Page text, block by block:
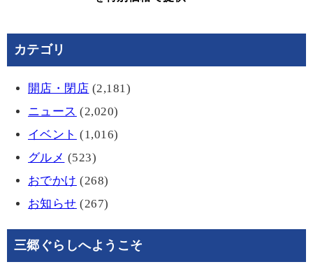
カテゴリ
開店・閉店 (2,181)
ニュース (2,020)
イベント (1,016)
グルメ (523)
おでかけ (268)
お知らせ (267)
三郷ぐらしへようこそ